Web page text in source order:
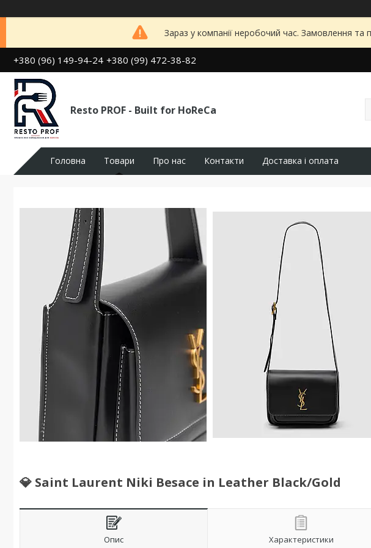
Зараз у компанії неробочий час. Замовлення
+380 (96) 149-94-24 +380 (99) 472-38-82
Resto PROF - Built for HoReCa
Головна Товари Про нас Контакти Доставка і оплата
💎 Saint Laurent Niki Besace in Leather Black/Gold
Опис Характеристики